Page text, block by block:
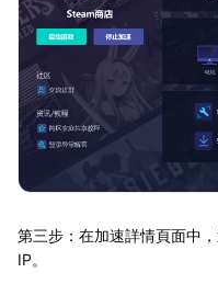
第三步：在加速詳情頁面中
IP。